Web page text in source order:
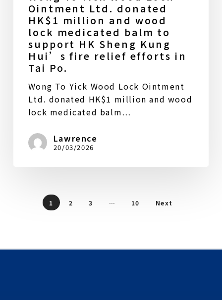
Ointment Ltd. donated
HK$1 million and wood
lock medicated balm to
support HK Sheng Kung
Hui’s fire relief efforts in
Tai Po.
Wong To Yick Wood Lock Ointment
Ltd. donated HK$1 million and wood
lock medicated balm…
Lawrence
20/03/2026
1 2 3 … 10 Next